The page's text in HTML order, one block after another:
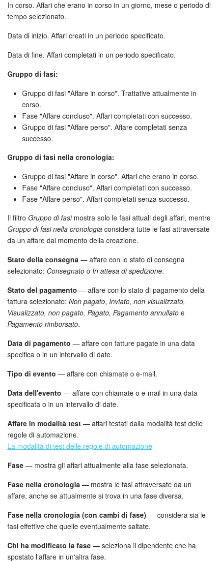
In corso. Affari che erano in corso in un giorno, mese o periodo di
tempo selezionato.
Data di inizio. Affari creati in un periodo specificato.
Data di fine. Affari completati in un periodo specificato.
Gruppo di fasi:
Gruppo di fasi "Affare in corso". Trattative attualmente in
corso.
Fase "Affare concluso". Affari completati con successo.
Gruppo di fasi "Affare perso". Affare completati senza
successo.
Gruppo di fasi nella cronologia:
Gruppo di fasi "Affare in corso". Affari che erano in corso.
Fase "Affare concluso". Affari completati con successo.
Fase "Affare perso". Affari completati senza successo.
Il filtro Gruppo di fasimostra solo le fasi attuali degli affari, mentre
Gruppo di fasi nella cronologia considera tutte le fasi attraversate
da un affare dal momento della creazione.
Stato della consegna — affare con lo stato di consegna
selezionato: Consegnato o In attesa di spedizione.
Stato del pagamento — affare con lo stato di pagamento della
fattura selezionato: Non pagato, Inviato, non visualizzato,
Visualizzato, non pagato, Pagato, Pagamento annullato e
Pagamento rimborsato.
Data di pagamento — affare con fatture pagate in una data
specifica o in un intervallo di date.
Tipo di evento — affare con chiamate o e-mail.
Data dell'evento — affare con chiamate o e-mail in una data
specificata o in un intervallo di date.
Affare in modalità test — affari testati dalla modalità test delle
regole di automazione.
La modalità di test delle regole di automazione
Fase — mostra gli affari attualmente alla fase selezionata.
Fase nella cronologia — mostra le fasi attraversate da un
affare, anche se attualmente si trova in una fase diversa.
Fase nella cronologia (con cambi di fase) — considera sia le
fasi effettive che quelle eventualmente saltate.
Chi ha modificato la fase — seleziona il dipendente che ha
spostato l'affare in un'altra fase.